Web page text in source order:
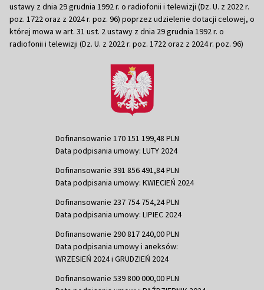
ustawy z dnia 29 grudnia 1992 r. o radiofonii i telewizji (Dz. U. z 2022 r.
poz. 1722 oraz z 2024 r. poz. 96) poprzez udzielenie dotacji celowej, o
której mowa w art. 31 ust. 2 ustawy z dnia 29 grudnia 1992 r. o
radiofonii i telewizji (Dz. U. z 2022 r. poz. 1722 oraz z 2024 r. poz. 96)
Dofinansowanie 170 151 199,48 PLN
Data podpisania umowy: LUTY 2024
Dofinansowanie 391 856 491,84 PLN
Data podpisania umowy: KWIECIEŃ 2024
Dofinansowanie 237 754 754,24 PLN
Data podpisania umowy: LIPIEC 2024
Dofinansowanie 290 817 240,00 PLN
Data podpisania umowy i aneksów:
WRZESIEŃ 2024 i GRUDZIEŃ 2024
Dofinansowanie 539 800 000,00 PLN